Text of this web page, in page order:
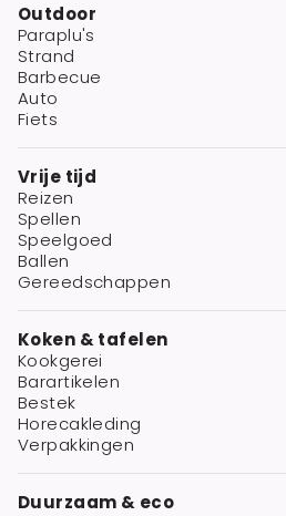
Outdoor
Paraplu's
Strand
Barbecue
Auto
Fiets
Vrije tijd
Reizen
Spellen
Speelgoed
Ballen
Gereedschappen
Koken & tafelen
Kookgerei
Barartikelen
Bestek
Horecakleding
Verpakkingen
Duurzaam & eco